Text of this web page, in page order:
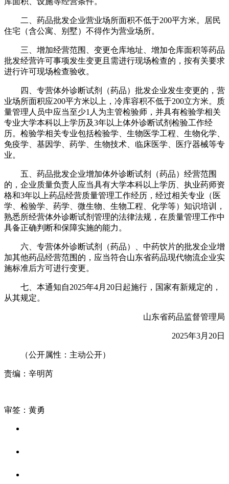
二、药品批发企业营业场所面积不低于200平方米。居民
住宅（含公寓、别墅）不得作为营业场所。
三、增加经营范围、变更仓库地址、增加仓库面积等药品
批发经营许可事项发生变更且需进行现场检查的，按有关要求
进行许可现场检查验收。
四、专营体外诊断试剂（药品）批发企业发生变更的，营
业场所面积应200平方米以上，冷库容积不低于200立方米。质
量管理人员中应当至少1人为主管检验师，并具有检验学相关
专业大学本科以上学历及3年以上体外诊断试剂检验工作经
历。检验学相关专业包括检验学、生物医学工程、生物化学、
免疫学、基因学、药学、生物技术、临床医学、医疗器械等专
业。
五、药品批发企业增加体外诊断试剂（药品）经营范围
的，企业质量负责人应当具有大学本科以上学历、执业药师资
格和3年以上药品经营质量管理工作经历，经过相关专业（医
学、检验学、药学、微生物、生物工程、化学等）知识培训，
熟悉所经营体外诊断试剂管理的法律法规，在质量管理工作中
具备正确判断和保障实施的能力。
六、专营体外诊断试剂（药品）、中药饮片的批发企业增
加其他药品经营范围的，应当符合山东省药品现代物流企业实
施标准后方可进行变更。
七、本通知自2025年4月20日起施行，国家有新规定的，
从其规定。
山东省药品监督管理局
2025年3月20日
（公开属性：主动公开）
责编：辛明芮
审签：黄勇